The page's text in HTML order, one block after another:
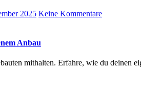
2025 Keine Kommentare
Anbau
mithalten. Erfahre, wie du deinen